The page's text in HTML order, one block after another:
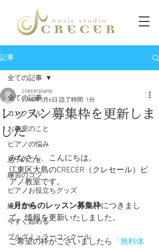
記事
全ての記事
コンクール
お教室のこと
ピアノの悩み
息子のこと
練習のコツ
ピアノお役立ちグッズ
絶対音感
今すぐ始める
ブルグミュラーコンクール
全ての記事
レッスン募集枠を更新しま
した
crecerpiano
2018年3月6日 読了時間: 1分
みなさん、こんにちは。
江東区大島のCRECER（クレセール）ピ
アノ教室です。
4月からのレッスン募集枠につきまし
て、情報を更新いたしました。
ご希望の枠がございましたら 「無料体